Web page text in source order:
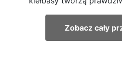
Zobacz cały